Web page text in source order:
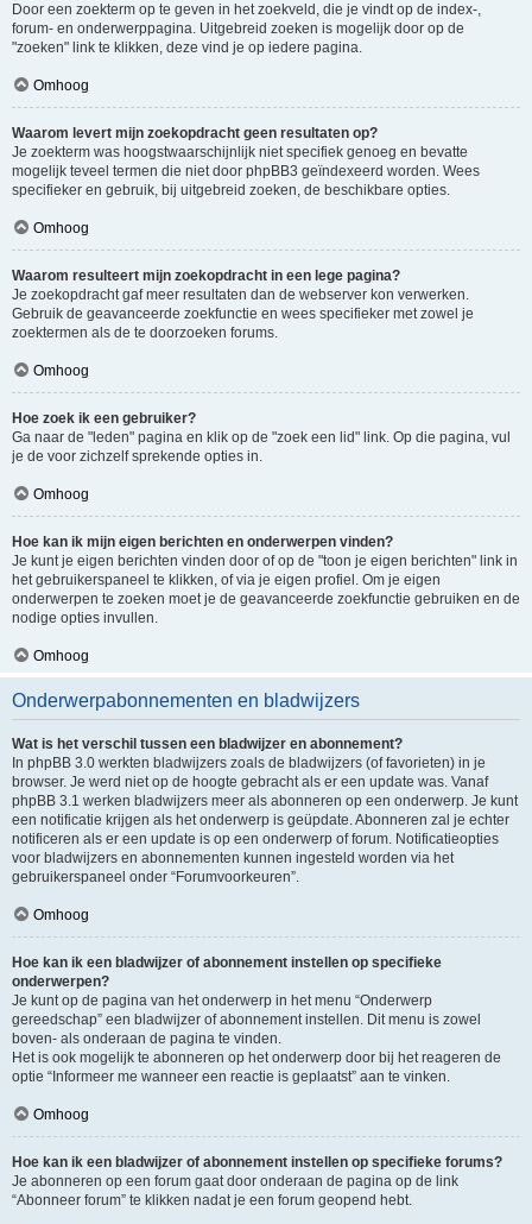
Door een zoekterm op te geven in het zoekveld, die je vindt op de index-,
forum- en onderwerppagina. Uitgebreid zoeken is mogelijk door op de
"zoeken" link te klikken, deze vind je op iedere pagina.
Omhoog
Waarom levert mijn zoekopdracht geen resultaten op?
Je zoekterm was hoogstwaarschijnlijk niet specifiek genoeg en bevatte
mogelijk teveel termen die niet door phpBB3 geïndexeerd worden. Wees
specifieker en gebruik, bij uitgebreid zoeken, de beschikbare opties.
Omhoog
Waarom resulteert mijn zoekopdracht in een lege pagina?
Je zoekopdracht gaf meer resultaten dan de webserver kon verwerken.
Gebruik de geavanceerde zoekfunctie en wees specifieker met zowel je
zoektermen als de te doorzoeken forums.
Omhoog
Hoe zoek ik een gebruiker?
Ga naar de "leden" pagina en klik op de "zoek een lid" link. Op die pagina, vul
je de voor zichzelf sprekende opties in.
Omhoog
Hoe kan ik mijn eigen berichten en onderwerpen vinden?
Je kunt je eigen berichten vinden door of op de "toon je eigen berichten" link in
het gebruikerspaneel te klikken, of via je eigen profiel. Om je eigen
onderwerpen te zoeken moet je de geavanceerde zoekfunctie gebruiken en de
nodige opties invullen.
Omhoog
Onderwerpabonnementen en bladwijzers
Wat is het verschil tussen een bladwijzer en abonnement?
In phpBB 3.0 werkten bladwijzers zoals de bladwijzers (of favorieten) in je
browser. Je werd niet op de hoogte gebracht als er een update was. Vanaf
phpBB 3.1 werken bladwijzers meer als abonneren op een onderwerp. Je kunt
een notificatie krijgen als het onderwerp is geüpdate. Abonneren zal je echter
notificeren als er een update is op een onderwerp of forum. Notificatieopties
voor bladwijzers en abonnementen kunnen ingesteld worden via het
gebruikerspaneel onder “Forumvoorkeuren”.
Omhoog
Hoe kan ik een bladwijzer of abonnement instellen op specifieke
onderwerpen?
Je kunt op de pagina van het onderwerp in het menu “Onderwerp
gereedschap” een bladwijzer of abonnement instellen. Dit menu is zowel
boven- als onderaan de pagina te vinden.
Het is ook mogelijk te abonneren op het onderwerp door bij het reageren de
optie “Informeer me wanneer een reactie is geplaatst” aan te vinken.
Omhoog
Hoe kan ik een bladwijzer of abonnement instellen op specifieke forums?
Je abonneren op een forum gaat door onderaan de pagina op de link
“Abonneer forum” te klikken nadat je een forum geopend hebt.